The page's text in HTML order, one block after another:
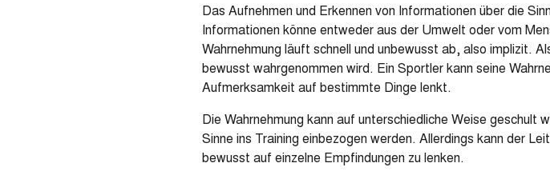
Das Aufnehmen und Erkennen von Informationen über die
Informationen könne entweder aus der Umwelt oder vom
Wahrnehmung läuft schnell und unbewusst ab, also implizit.
bewusst wahrgenommen wird. Ein Sportler kann seine
Aufmerksamkeit auf bestimmte Dinge lenkt.
Die Wahrnehmung kann auf unterschiedliche Weise geschult
Sinne ins Training einbezogen werden. Allerdings kann der
bewusst auf einzelne Empfindungen zu lenken.